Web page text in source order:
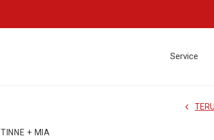
Service
TINNE + MIA